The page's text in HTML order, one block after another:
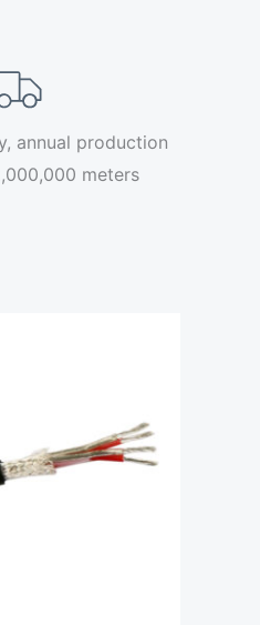
annual production
meters